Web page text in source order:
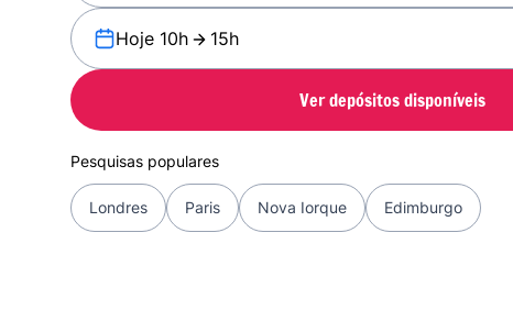
Hoje 10h 15h
Ver depósitos disponíveis
Pesquisas populares
Londres Paris Nova Iorque Edimburgo